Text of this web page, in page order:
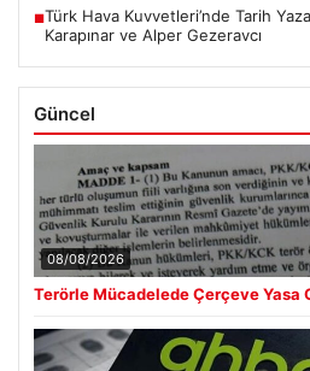
■Türk Hava Kuvvetleri’nde Tarih
Karapınar ve Alper Gezeravcı
Güncel
08/08/2026
Terörle Mücadelede Çerçeve Yasa